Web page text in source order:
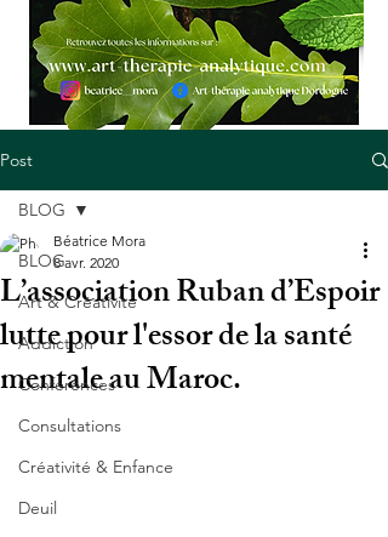
Post
BLOG
Art & Créativité
Addiction
Conférences
Consultations
Créativité & Enfance
Deuil
BLOG
L’association Ruban d’Espoir
lutte pour l'essor de la santé
mentale au Maroc.
Béatrice Mora
8 avr. 2020